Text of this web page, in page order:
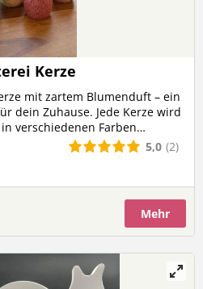
Kerze
mit zartem Blumenduft – ein
dein Zuhause. Jede Kerze wird
verschiedenen Farben
oder Geschenk. Perfekt
Kerze. In vielen Farben
5,0 (2)
Mehr